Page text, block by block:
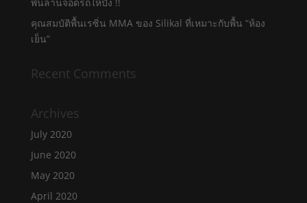
คุณสมบัติพื้นเรซิ่น MMA ของ Silikal ที่เหมาะกับพื้น “ห้อง
เย็น”
Recent Comments
Archives
July 2020
June 2020
May 2020
April 2020